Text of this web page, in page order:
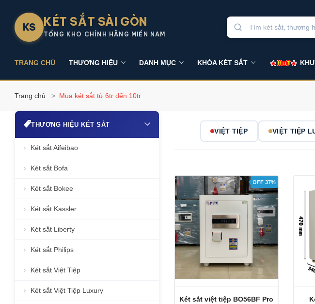
KS KÉT SẮT SÀI GÒN
TỔNG KHO CHÍNH HÃNG MIỀN NAM
TRANG CHỦ THƯƠNG HIỆU DANH MỤC KHÓA KÉT SẮT
Trang chủ Mua két sắt từ 6tr đến 10tr
THƯƠNG HIỆU KÉT SẮT
Két sắt Aifeibao
Két sắt Bofa
Két sắt Bokee
Két sắt Kassler
Két sắt Liberty
Két sắt Philips
Két sắt Việt Tiệp
Két sắt Việt Tiệp Luxury
VIỆT TIỆP VIỆT TIỆP
OFF 37%
Két sắt việt tiệp BO56BF Pro